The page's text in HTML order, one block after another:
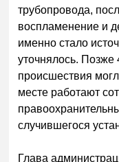
трубопровода,
воспламенение и
именно стало
уточнялось.
происшествия
месте работают
случившегося
Глава